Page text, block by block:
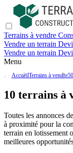
Terrains à vendre
Vendre un terrain
Vendre un terrain
Menu
AccueilTerrains à vendre
10 terrains à
Toutes les annonces
à proximité pour la
terrain en lotissement
meilleures